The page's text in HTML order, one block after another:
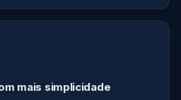
mais simplicidade